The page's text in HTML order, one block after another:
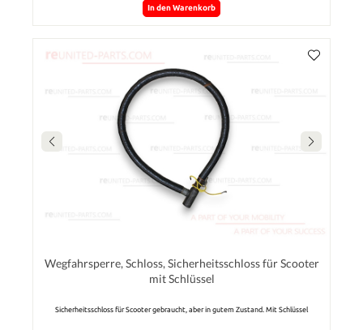
In den Warenkorb
Wegfahrsperre, Schloss, Sicherheitsschloss für Scooter
mit Schlüssel
Sicherheitsschloss für Scooter gebraucht, aber in gutem Zustand. Mit Schlüssel